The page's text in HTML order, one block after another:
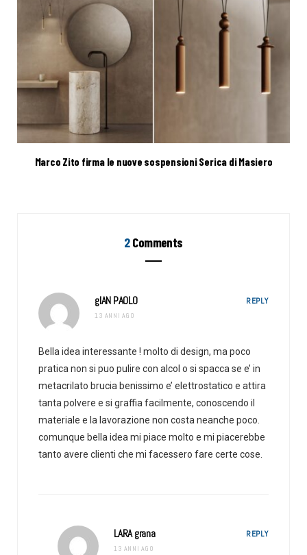
Marco Zito firma le nuove sospensioni Serica di Masiero
2Comments
gIAN PAOLO
13 ANNI AGO
REPLY
Bella idea interessante ! molto di design, ma poco
pratica non si puo pulire con alcol o si spacca se e’ in
metacrilato brucia benissimo e’ elettrostatico e attira
tanta polvere e si graffia facilmente, conoscendo il
materiale e la lavorazione non costa neanche poco.
comunque bella idea mi piace molto e mi piacerebbe
tanto avere clienti che mi facessero fare certe cose.
LARA grana
13 ANNI AGO
REPLY